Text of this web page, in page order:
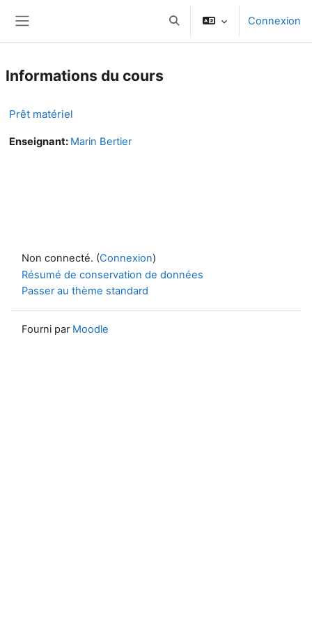
Activer/désactiver la saisie
Connexion
Informations du cours
Prêt matériel
Enseignant: Marin Bertier
Non connecté. (Connexion)
Résumé de conservation de données
Passer au thème standard
Fourni par Moodle